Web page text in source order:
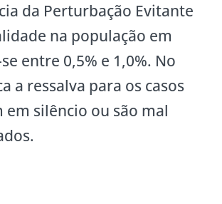
da Perturbação Evitante
na população em
entre 0,5% e 1,0%. No
a ressalva para os casos
em silêncio ou são mal